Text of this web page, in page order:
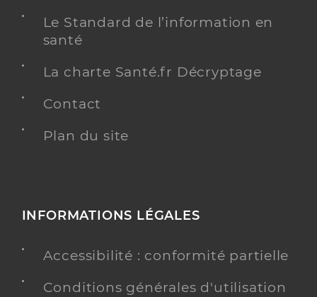
Le Standard de l’information en
santé
La charte Santé.fr Décryptage
Contact
Plan du site
INFORMATIONS LÉGALES
Accessibilité : conformité partielle
Conditions générales d'utilisation